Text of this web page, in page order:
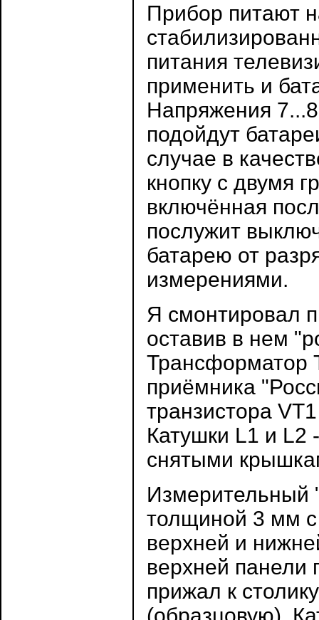
Прибор питают
питания
применить и
Напряжения
подойдут
случае в
кнопку с двумя
включённая
послужит
батарею от
измерениями.
Я смонтировал
оставив в нем
Трансформатор
приёмника
транзистора
Катушки L1 и
снятыми
Измерительный
толщиной 3 мм с
верхней и
верхней панели
прижал к
(образцовую).